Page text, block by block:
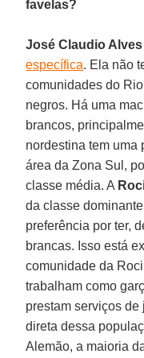
favelas?
José Claudio
específica. Ela não
comunidades do
negros. Há uma
brancos,
nordestina tem uma
área da Zona Sul,
classe média. A
da classe
preferência por ter,
brancas. Isso está
comunidade da
trabalham como
prestam serviços
direta dessa
Alemão, a maioria